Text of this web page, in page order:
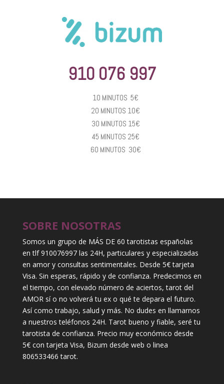
910 076 997
10 MINUTOS 5€
20 MINUTOS 10€
30 MINUTOS 15€
45 MINUTOS 25€
60 MINUTOS 30€
SOBRE NOSOTRAS
Somos un grupo de MÁS DE 60 tarotistas españolas
en tlf 910076997 las 24H, particulares y especializadas
en amor y consultas sentimentales. Desde 5€ tarjeta
Visa. Sin esperas, rápido y de confianza. Predecimos en
el tiempo, con elevado número de aciertos, tarot del
AMOR sí o no volverá tu ex o qué te depara el futuro.
Así como trabajo, salud y más. No dudes en llamarnos
a nuestros teléfonos 24H. Tarot bueno y fiable, seré tu
tarotista de confianza. Precio muy económico desde
5€ con tarjeta Visa, Bizum desde web o linea
806533466 tarot.